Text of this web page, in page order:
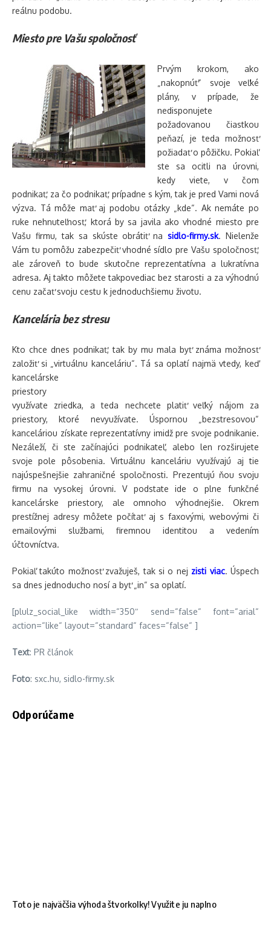
reálnu podobu.
Miesto pre Vašu spoločnosť
Prvým krokom, ako
„nakopnúť“ svoje veľké
plány, v prípade, že
nedisponujete
požadovanou čiastkou
peňazí, je teda možnosť
požiadať o pôžičku. Pokiaľ
ste sa ocitli na úrovni,
kedy viete, v čom
podnikať, za čo podnikať, prípadne s kým, tak je pred Vami nová
výzva. Tá môže mať aj podobu otázky „kde“. Ak nemáte po
ruke nehnuteľnosť, ktorá by sa javila ako vhodné miesto pre
Vašu firmu, tak sa skúste obrátiť nasidlo-firmy.sk. Nielenže
Vám tu pomôžu zabezpečiť vhodné sídlo pre Vašu spoločnosť,
ale zároveň to bude skutočne reprezentatívna a lukratívna
adresa. Aj takto môžete takpovediac bez starosti a za výhodnú
cenu začať svoju cestu k jednoduchšiemu životu.
Kancelária bez stresu
Kto chce dnes podnikať, tak by mu mala byť známa možnosť
založiť si „virtuálnu kanceláriu“. Tá sa oplatí najmä vtedy, keď
kancelárske
priestory
využívate zriedka, a teda nechcete platiť veľký nájom za
priestory, ktoré nevyužívate. Úspornou „bezstresovou“
kanceláriou získate reprezentatívny imidž pre svoje podnikanie.
Nezáleží, či ste začínajúci podnikateľ, alebo len rozširujete
svoje pole pôsobenia. Virtuálnu kanceláriu využívajú aj tie
najúspešnejšie zahraničné spoločnosti. Prezentujú ňou svoju
firmu na vysokej úrovni. V podstate ide o plne funkčné
kancelárske priestory, ale omnoho výhodnejšie. Okrem
prestížnej adresy môžete počítať aj s faxovými, webovými či
emailovými službami, firemnou identitou a vedením
účtovníctva.
Pokiaľ takúto možnosť zvažuješ, tak si o nej zisti viac. Úspech
sa dnes jednoducho nosí a byť „in“ sa oplatí.
[plulz_social_like width=“350″ send=“false“ font=“arial“
action=“like“ layout=“standard“ faces=“false“ ]
Text: PR článok
Foto: sxc.hu, sidlo-firmy.sk
Odporúčame
Toto je najväčšia výhoda štvorkolky! Využite ju naplno